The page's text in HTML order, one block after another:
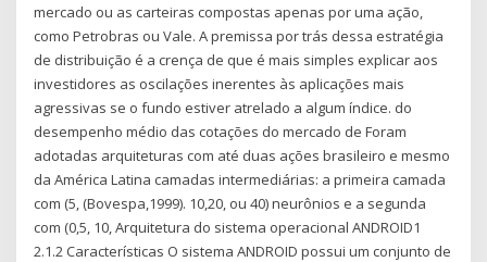
mercado ou as carteiras compostas apenas por uma ação,
como Petrobras ou Vale. A premissa por trás dessa estratégia
de distribuição é a crença de que é mais simples explicar aos
investidores as oscilações inerentes às aplicações mais
agressivas se o fundo estiver atrelado a algum índice. do
desempenho médio das cotações do mercado de Foram
adotadas arquiteturas com até duas ações brasileiro e mesmo
da América Latina camadas intermediárias: a primeira camada
com (5, (Bovespa,1999). 10,20, ou 40) neurônios e a segunda
com (0,5, 10, Arquitetura do sistema operacional ANDROID1
2.1.2 Características O sistema ANDROID possui um conjunto de